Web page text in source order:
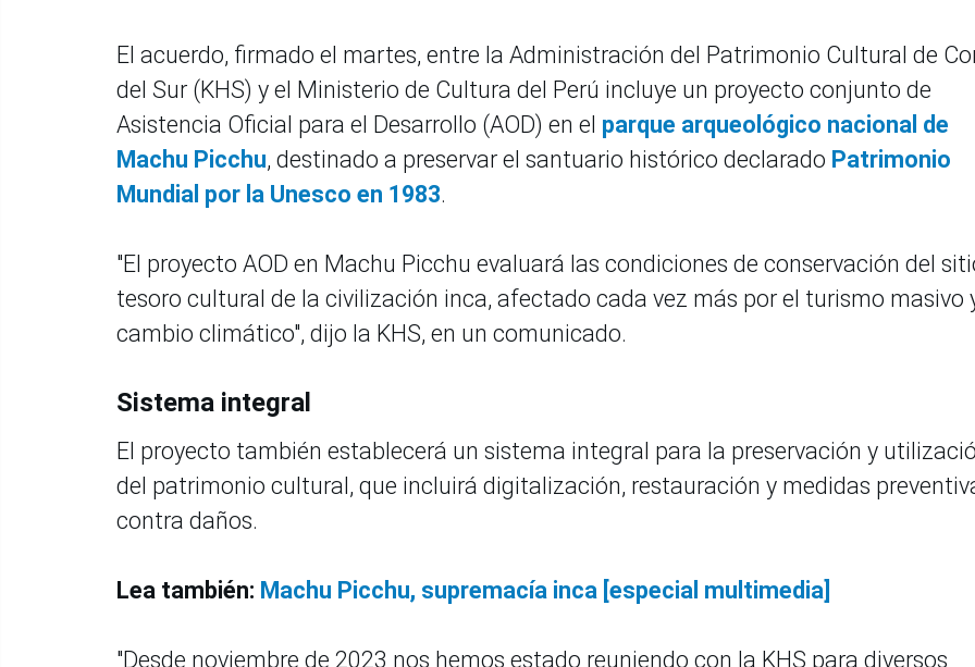
El acuerdo, firmado el martes, entre la Administración del Patrimonio Cultural de
del Sur (KHS) y el Ministerio de Cultura del Perú incluye un proyecto conjunto de
Asistencia Oficial para el Desarrollo (AOD) en el parque arqueológico nacional de
Machu Picchu, destinado a preservar el santuario histórico declarado Patrimonio
Mundial por la Unesco en 1983.
"El proyecto AOD en Machu Picchu evaluará las condiciones de conservación del
tesoro cultural de la civilización inca, afectado cada vez más por el turismo masivo
cambio climático", dijo la KHS, en un comunicado.
Sistema integral
El proyecto también establecerá un sistema integral para la preservación y
del patrimonio cultural, que incluirá digitalización, restauración y medidas
contra daños.
Lea también: Machu Picchu, supremacía inca [especial multimedia]
"Desde noviembre de 2023 nos hemos estado reuniendo con la KHS para diversos